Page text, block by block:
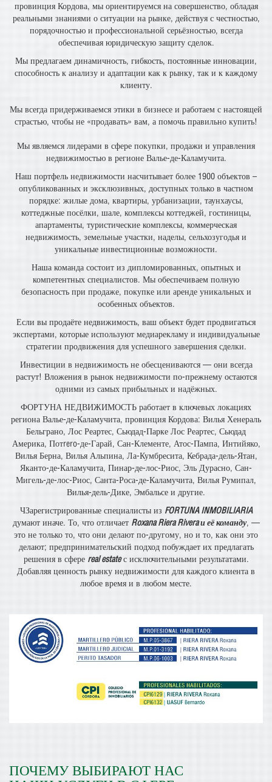
провинция Кордова, мы ориентируемся на совершенство, обладая
реальными знаниями о ситуации на рынке, действуя с честностью,
порядочностью и профессиональной серьёзностью, всегда
обеспечивая юридическую защиту сделок.
Мы предлагаем динамичность, гибкость, постоянные инновации,
способность к анализу и адаптации как к рынку, так и к каждому
клиенту.
Мы всегда придерживаемся этики в бизнесе и работаем с настоящей
страстью, чтобы не «продавать» вам, а помочь правильно купить!
Мы являемся лидерами в сфере покупки, продажи и управления
недвижимостью в регионе Валье-де-Каламучита.
Наш портфель недвижимости насчитывает более 1900 объектов –
опубликованных и эксклюзивных, доступных только в частном
порядке: жилые дома, квартиры, урбанизации, таунхаусы,
коттеджные посёлки, шале, комплексы коттеджей, гостиницы,
апартаменты, туристические комплексы, коммерческая
недвижимость, земельные участки, наделы, сельхозугодья и
уникальные инвестиционные возможности.
Наша команда состоит из дипломированных, опытных и
компетентных специалистов. Мы обеспечиваем полную
безопасность при продаже, покупке или аренде уникальных и
особенных объектов.
Если вы продаёте недвижимость, ваш объект будет продвигаться
экспертами, которые используют медиарекламу и индивидуальные
стратегии продвижения для успешного завершения сделки.
Инвестиции в недвижимость не обесцениваются — они всегда
растут! Вложения в рынок недвижимости по-прежнему остаются
одними из самых прибыльных и надёжных.
ФОРТУНА НЕДВИЖИМОСТЬ работает в ключевых локациях
региона Валье-де-Каламучита, провинция Кордова: Вилья Хенераль
Бельграно, Лос Реартес, Сьюдад-Парке Лос Реартес, Сьюдад
Америка, Потrero-де-Гарай, Сан-Клементе, Атос-Пампа, Интийяко,
Вилья Берна, Вилья Альпина, Ла-Кумбресита, Кебрада-дель-Ятан,
Яканто-де-Каламучита, Пинар-де-лос-Риос, Эль Дурасно, Сан-
Мигель-де-лос-Риос, Санта-Роса-де-Каламучита, Вилья Румипал,
Вилья-дель-Дике, Эмбальсе и другие.
ЧЗарегистрированные специалисты из FORTUNA INMOBILIARIA
думают иначе. То, что отличает Roxana Riera Rivera и её команду, —
это не только то, что они делают по-другому, но и то, как они это
делают; предпринимательский подход побуждает их предлагать
решения в сфере real estateс исключительными результатами.
Добавляя ценность рынку недвижимости для каждого клиента в
любое время и в любом месте.
ПОЧЕМУ ВЫБИРАЮТ НАС